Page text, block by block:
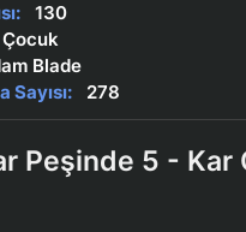
130
Çocuk
Blade
Sayısı:
278
Peşinde 5 - Kar